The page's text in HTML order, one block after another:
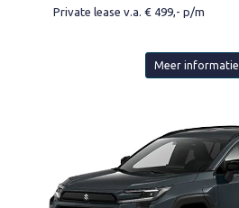
Private lease v.a. € 499,- p/m
Meer informatie